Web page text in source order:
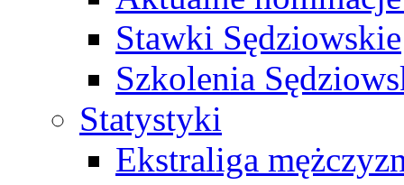
Stawki Sędziowskie
Szkolenia
Statystyki
Ekstraliga